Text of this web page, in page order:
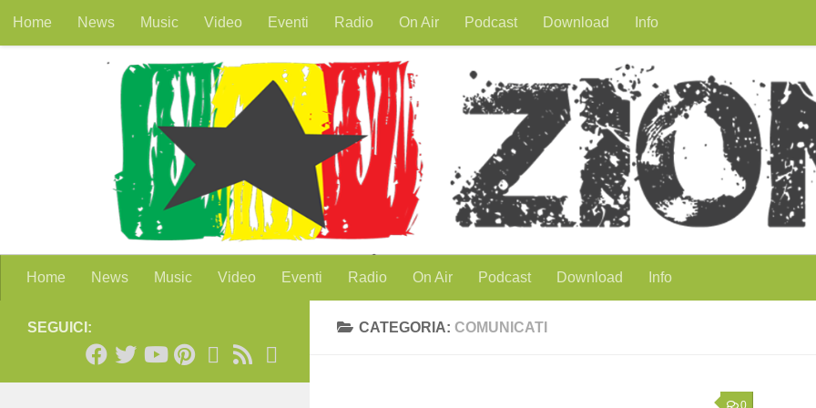
Salta al contenuto
Home News Music Video Eventi Radio On Air Podcast Download Info
Home News Music Video Eventi Radio On Air Podcast Download Info
CATEGORIA: COMUNICATI
0
SEGUICI: